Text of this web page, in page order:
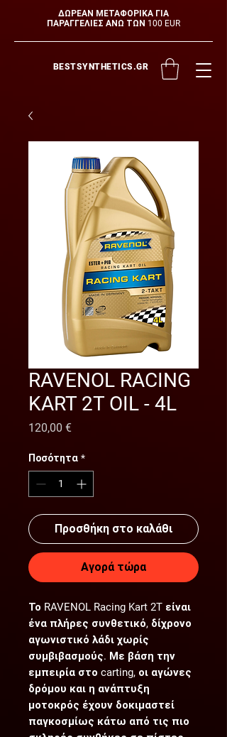
ΔΩΡΕΑΝ ΜΕΤΑΦΟΡΙΚΑ ΓΙΑ
ΠΑΡΑΓΓΕΛΙΕΣ ΑΝΩ ΤΩΝ 100 EUR
BESTSYNTHETICS.GR
RAVENOL RACING
KART 2T OIL - 4L
120,00 €Τιμή
Ποσότητα *
Προσθήκη στο καλάθι
Αγορά τώρα
Το RAVENOL Racing Kart 2T είναι
ένα πλήρες συνθετικό, δίχρονο
αγωνιστικό λάδι χωρίς
συμβιβασμούς. Με βάση την
εμπειρία στο carting, οι αγώνες
δρόμου και η ανάπτυξη
μοτοκρός έχουν δοκιμαστεί
παγκοσμίως κάτω από τις πιο